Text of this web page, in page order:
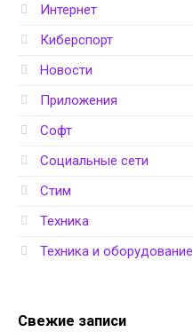
Интернет
Киберспорт
Новости
Приложения
Софт
Социальные сети
Стим
Техника
Техника и оборудование
Свежие записи